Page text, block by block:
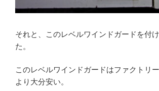
それと、このレベルワインドガードを付
た。
このレベルワインドガードはファクトリ
より大分安い。